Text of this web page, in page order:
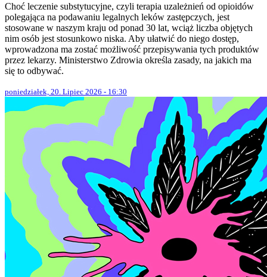
Choć leczenie substytucyjne, czyli terapia uzależnień od opioidów
polegająca na podawaniu legalnych leków zastępczych, jest
stosowane w naszym kraju od ponad 30 lat, wciąż liczba objętych
nim osób jest stosunkowo niska. Aby ułatwić do niego dostęp,
wprowadzona ma zostać możliwość przepisywania tych produktów
przez lekarzy. Ministerstwo Zdrowia określa zasady, na jakich ma
się to odbywać.
poniedziałek, 20. Lipiec 2026 - 16:30